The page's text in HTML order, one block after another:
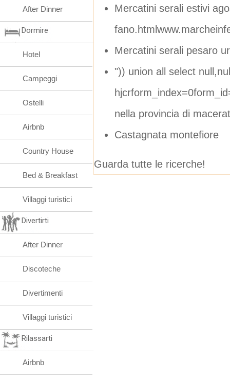
Mercatini serali estivi
Mercatini serali pesaro
")) union all select
nella provincia di
Castagnata montefiore
Guarda tutte le ricerche!
After Dinner
Dormire
Hotel
Campeggi
Ostelli
Airbnb
Country House
Bed & Breakfast
Villaggi turistici
Divertirti
After Dinner
Discoteche
Divertimenti
Villaggi turistici
Rilassarti
Airbnb